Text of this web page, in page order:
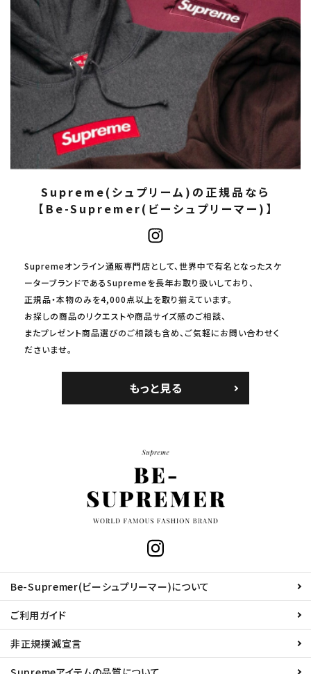
Supreme(シュプリーム)の正規品なら
【Be-Supremer(ビーシュプリーマー)】
Supremeオンライン通販専門店として、世界中で有名となったスケ
ーターブランドであるSupremeを長年お取り扱いしており、
正規品・本物のみを4,000点以上を取り揃えています。
お探しの商品のリクエストや商品サイズ感のご相談、
またプレゼント商品選びのご相談も含め、ご気軽にお問い合わせく
ださいませ。
もっと見る
Be-Supremer(ビーシュプリーマー)について
ご利用ガイド
非正規撲滅宣言